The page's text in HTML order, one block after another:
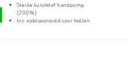
Sterke kunststof handpomp
(200%)
Inc. opblaasnaald voor ballen